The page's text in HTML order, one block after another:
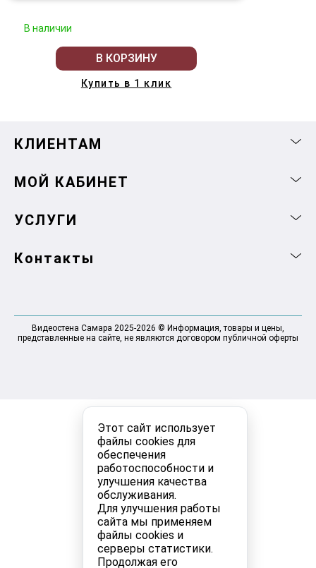
Этот сайт использует
файлы cookies для
обеспечения
работоспособности и
улучшения качества
обслуживания.
Для улучшения работы
сайта мы применяем
файлы cookies и
серверы статистики.
Продолжая его
В наличии
В КОРЗИНУ
Купить в 1 клик
КЛИЕНТАМ
МОЙ КАБИНЕТ
УСЛУГИ
Контакты
Видеостена Самара 2025-2026 © Информация, товары и цены,
представленные на сайте, не являются договором публичной оферты